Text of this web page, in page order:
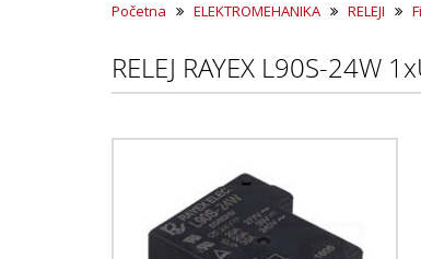
Početna ELEKTROMEHANIKA RELEJI
RELEJ RAYEX L90S-24W